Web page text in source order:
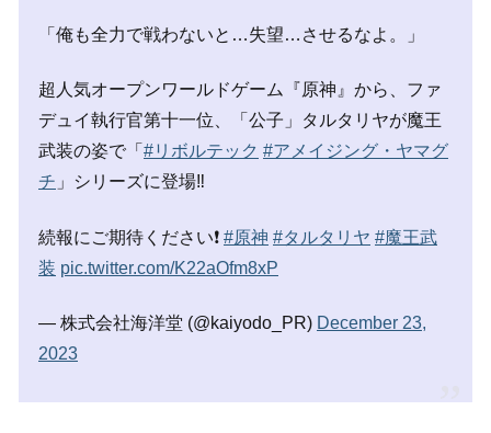
「俺も全力で戦わないと…失望…させるなよ。」
超人気オープンワールドゲーム『原神』から、ファ
デュイ執行官第十一位、「公子」タルタリヤが魔王
武装の姿で「 #リボルテック #アメイジング・ヤマグ
チ 」シリーズに登場‼
続報にご期待ください❗️ #原神 #タルタリヤ #魔王武
装 pic.twitter.com/K22aOfm8xP
— 株式会社海洋堂 (@kaiyodo_PR) December 23,
2023